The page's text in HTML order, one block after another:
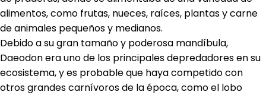
alimentos, como frutas, nueces, raíces, plantas y carne
de animales pequeños y medianos.
Debido a su gran tamaño y poderosa mandíbula,
Daeodon era uno de los principales depredadores en su
ecosistema, y es probable que haya competido con
otros grandes carnívoros de la época, como el lobo